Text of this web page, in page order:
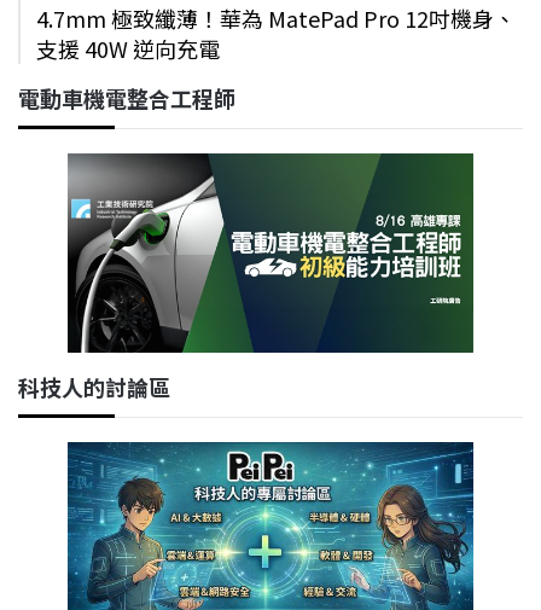
4.7mm 極致纖薄！華為 MatePad Pro 12吋機身、
支援 40W 逆向充電
電動車機電整合工程師
科技人的討論區